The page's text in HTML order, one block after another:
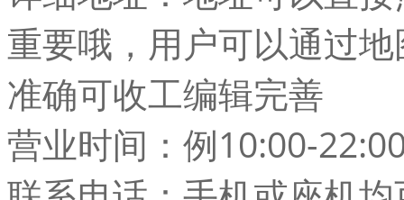
重要哦，用户可以通过
准确可收工编辑完善
营业时间：例10:00-